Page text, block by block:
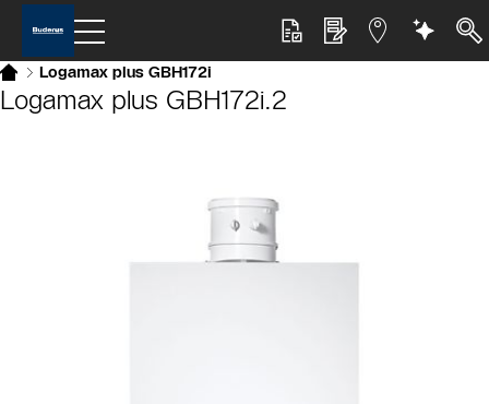
Logamax plus GBH172i
Logamax plus GBH172i.2